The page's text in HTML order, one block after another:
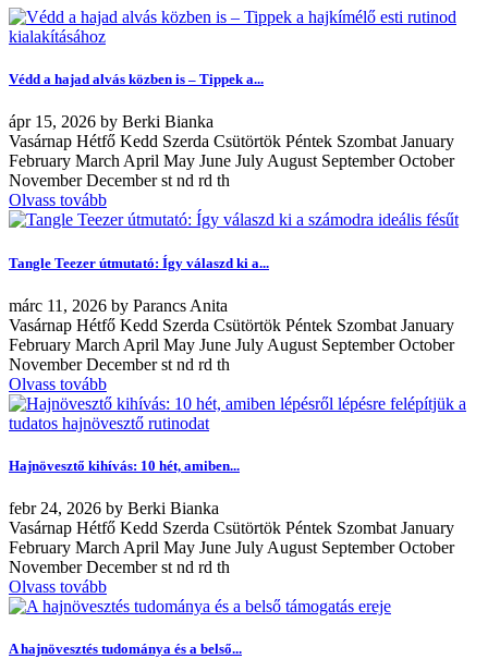
Védd a hajad alvás közben is – Tippek a...
ápr 15, 2026 by Berki Bianka
Vasárnap Hétfő Kedd Szerda Csütörtök Péntek Szombat January
February March April May June July August September October
November December st nd rd th
Olvass tovább
Tangle Teezer útmutató: Így válaszd ki a...
márc 11, 2026 by Parancs Anita
Vasárnap Hétfő Kedd Szerda Csütörtök Péntek Szombat January
February March April May June July August September October
November December st nd rd th
Olvass tovább
Hajnövesztő kihívás: 10 hét, amiben...
febr 24, 2026 by Berki Bianka
Vasárnap Hétfő Kedd Szerda Csütörtök Péntek Szombat January
February March April May June July August September October
November December st nd rd th
Olvass tovább
A hajnövesztés tudománya és a belső...